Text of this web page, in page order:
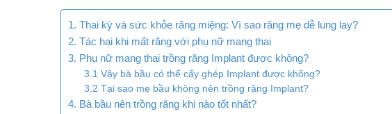
1. Thai kỳ và sức khỏe răng miệng: Vì sao răng mẹ dễ lung lay?
2. Tác hại khi mất răng với phụ nữ mang thai
3. Phụ nữ mang thai trồng răng Implant được không?
3.1 Vậy bà bầu có thể cấy ghép Implant được không?
3.2 Tại sao mẹ bầu không nên trồng răng Implant?
4. Bà bầu nên trồng răng khi nào tốt nhất?